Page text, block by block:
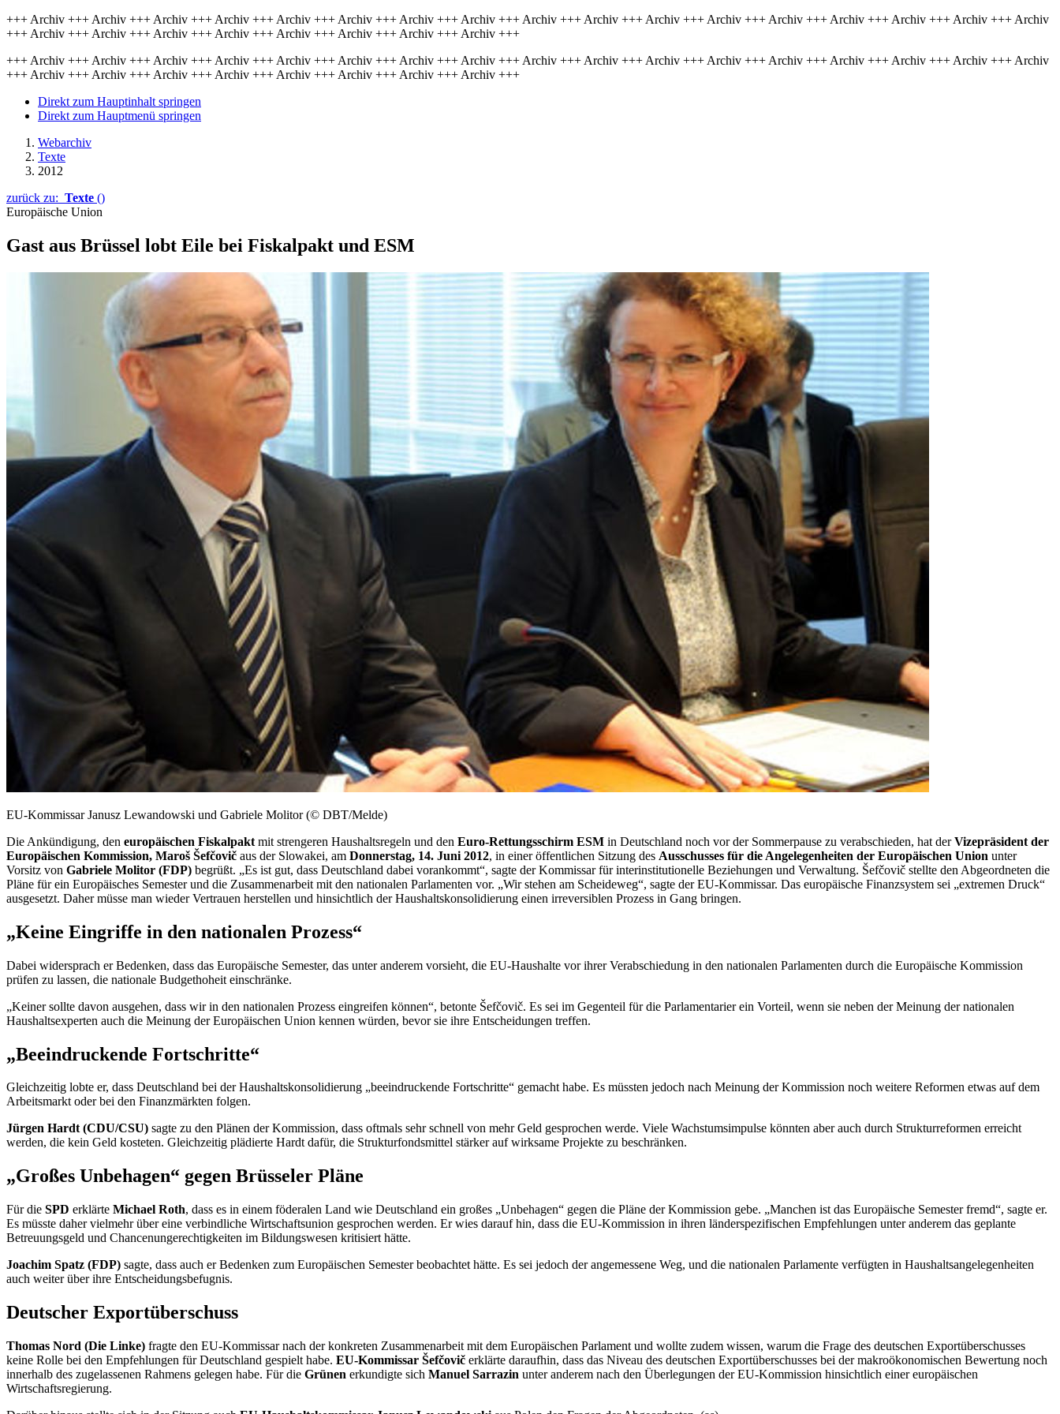
+++ Archiv +++ Archiv +++ Archiv +++ Archiv +++ Archiv +++ Archiv +++ Archiv +++ Archiv +++ Archiv +++ Archiv +++ Archiv +++ Archiv +++ Archiv +++ Archiv +++ Archiv +++ Archiv +++ Archiv
+++ Archiv +++ Archiv +++ Archiv +++ Archiv +++ Archiv +++ Archiv +++ Archiv +++ Archiv +++
+++ Archiv +++ Archiv +++ Archiv +++ Archiv +++ Archiv +++ Archiv +++ Archiv +++ Archiv +++ Archiv +++ Archiv +++ Archiv +++ Archiv +++ Archiv +++ Archiv +++ Archiv +++ Archiv +++ Archiv
+++ Archiv +++ Archiv +++ Archiv +++ Archiv +++ Archiv +++ Archiv +++ Archiv +++ Archiv +++
Direkt zum Hauptinhalt springen
Direkt zum Hauptmenü springen
Webarchiv
Texte
2012
zurück zu: Texte ()
Europäische Union
Gast aus Brüssel lobt Eile bei Fiskalpakt und ESM
EU-Kommissar Janusz Lewandowski und Gabriele Molitor (© DBT/Melde)
Die Ankündigung, den europäischen Fiskalpakt mit strengeren Haushaltsregeln und den Euro-Rettungsschirm ESM in Deutschland noch vor der Sommerpause zu verabschieden, hat derVizepräsident der
Europäischen Kommission, Maroš Šefčovič aus der Slowakei, am Donnerstag, 14. Juni 2012, in einer öffentlichen Sitzung des Ausschusses für die Angelegenheiten der Europäischen Union unter
Vorsitz von Gabriele Molitor (FDP) begrüßt. „Es ist gut, dass Deutschland dabei vorankommt“, sagte der Kommissar für interinstitutionelle Beziehungen und Verwaltung. Šefčovič stellte den Abgeordneten die
Pläne für ein Europäisches Semester und die Zusammenarbeit mit den nationalen Parlamenten vor. „Wir stehen am Scheideweg“, sagte der EU-Kommissar. Das europäische Finanzsystem sei „extremen Druck“
ausgesetzt. Daher müsse man wieder Vertrauen herstellen und hinsichtlich der Haushaltskonsolidierung einen irreversiblen Prozess in Gang bringen.
„Keine Eingriffe in den nationalen Prozess“
Dabei widersprach er Bedenken, dass das Europäische Semester, das unter anderem vorsieht, die EU-Haushalte vor ihrer Verabschiedung in den nationalen Parlamenten durch die Europäische Kommission
prüfen zu lassen, die nationale Budgethoheit einschränke.
„Keiner sollte davon ausgehen, dass wir in den nationalen Prozess eingreifen können“, betonte Šefčovič. Es sei im Gegenteil für die Parlamentarier ein Vorteil, wenn sie neben der Meinung der nationalen
Haushaltsexperten auch die Meinung der Europäischen Union kennen würden, bevor sie ihre Entscheidungen treffen.
„Beeindruckende Fortschritte“
Gleichzeitig lobte er, dass Deutschland bei der Haushaltskonsolidierung „beeindruckende Fortschritte“ gemacht habe. Es müssten jedoch nach Meinung der Kommission noch weitere Reformen etwas auf dem
Arbeitsmarkt oder bei den Finanzmärkten folgen.
Jürgen Hardt (CDU/CSU) sagte zu den Plänen der Kommission, dass oftmals sehr schnell von mehr Geld gesprochen werde. Viele Wachstumsimpulse könnten aber auch durch Strukturreformen erreicht
werden, die kein Geld kosteten. Gleichzeitig plädierte Hardt dafür, die Strukturfondsmittel stärker auf wirksame Projekte zu beschränken.
„Großes Unbehagen“ gegen Brüsseler Pläne
Für die SPD erklärte Michael Roth, dass es in einem föderalen Land wie Deutschland ein großes „Unbehagen“ gegen die Pläne der Kommission gebe. „Manchen ist das Europäische Semester fremd“, sagte er.
Es müsste daher vielmehr über eine verbindliche Wirtschaftsunion gesprochen werden. Er wies darauf hin, dass die EU-Kommission in ihren länderspezifischen Empfehlungen unter anderem das geplante
Betreuungsgeld und Chancenungerechtigkeiten im Bildungswesen kritisiert hätte.
Joachim Spatz (FDP) sagte, dass auch er Bedenken zum Europäischen Semester beobachtet hätte. Es sei jedoch der angemessene Weg, und die nationalen Parlamente verfügten in Haushaltsangelegenheiten
auch weiter über ihre Entscheidungsbefugnis.
Deutscher Exportüberschuss
Thomas Nord (Die Linke) fragte den EU-Kommissar nach der konkreten Zusammenarbeit mit dem Europäischen Parlament und wollte zudem wissen, warum die Frage des deutschen Exportüberschusses
keine Rolle bei den Empfehlungen für Deutschland gespielt habe. EU-Kommissar Šefčovič erklärte daraufhin, dass das Niveau des deutschen Exportüberschusses bei der makroökonomischen Bewertung noch
innerhalb des zugelassenen Rahmens gelegen habe. Für die Grünen erkundigte sich Manuel Sarrazin unter anderem nach den Überlegungen der EU-Kommission hinsichtlich einer europäischen
Wirtschaftsregierung.